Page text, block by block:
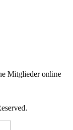
Mitglieder online